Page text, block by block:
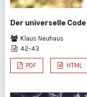
Der universelle
Klaus Neuhaus
42-43
PDF HTML